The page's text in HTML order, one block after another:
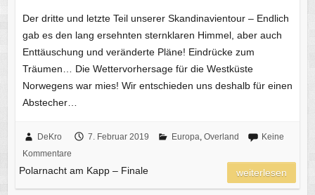
Der dritte und letzte Teil unserer Skandinavientour – Endlich
gab es den lang ersehnten sternklaren Himmel, aber auch
Enttäuschung und veränderte Pläne! Eindrücke zum
Träumen… Die Wettervorhersage für die Westküste
Norwegens war mies! Wir entschieden uns deshalb für einen
Abstecher…
DeKro 7. Februar 2019 Europa Overland
Keine
Kommentare
Polarnacht am Kapp – Finale weiterlesen